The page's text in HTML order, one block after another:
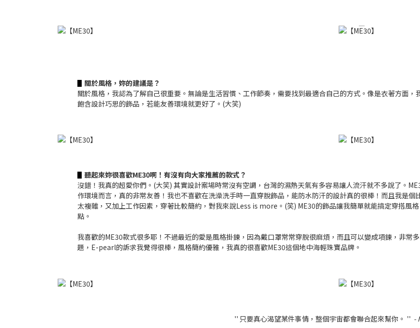
▋ 關於風格，妳的建議是？
關於風格，我認為了解自己很重要。無論是生活習慣、工作節奏，需要找到最適合自己的方式。像是衣著方面
飽含設計巧思的飾品，若能友善環境就更好了。(大笑)
聽起來妳很喜歡ME30啊！有沒有向大家推薦的款式？
沒錯！我真的超愛你們。(大笑) 其實設計案場時常沒有空調，台灣的濕熱天氣有多容易讓人流汗就不多說了。
作環境而言，真的非常友善！我也不喜歡在洗澡洗手時一直穿脫飾品，能防水防汗的設計真的很棒！而且我是
太複雜，又加上工作因素，穿著比較簡約，對我來說Less is more。(笑) ME30的飾品讓我簡單就能搞定穿搭風
點。
我喜歡的ME30款式很多耶！不過最近的愛是風格掛鍊，因為戴口罩常常穿脫很麻煩，而且可以變成項鍊，非常
題，E-pearl的訴求我覺得很棒，風格簡約優雅，我真的很喜歡ME30這個地中海輕珠寶品牌。
'' 只要真心渴望某件事情，整個宇宙都會聯合起來幫你。 '' -